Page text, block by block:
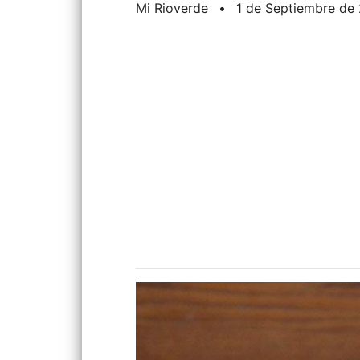
Mi Rioverde • 1 de Septiembre de